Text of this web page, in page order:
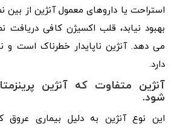
استراحت یا داروهای معمول آنژین از بین
بهبود نیابد، قلب اکسیژن کافی دریافت
می دهد. آنژین ناپایدار خطرناک است و
دارد.
آنژین متفاوت که آنژین
شود.
این نوع آنژین به دلیل بیماری عروق